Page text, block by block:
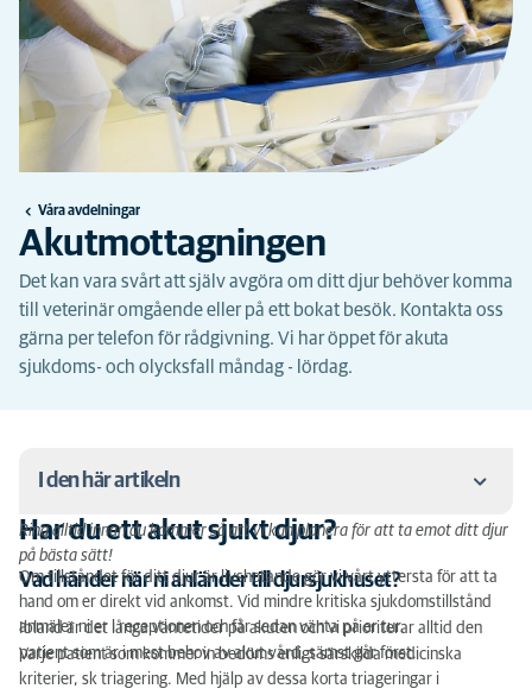
Våra avdelningar
Akutmottagningen
Det kan vara svårt att själv avgöra om ditt djur behöver komma
till veterinär omgående eller på ett bokat besök. Kontakta oss
gärna per telefon för rådgivning. Vi har öppet för akuta
sjukdoms- och olycksfall måndag - lördag.
I den här artikeln
Har du ett akut sjukt djur?
Det kan bli långa väntetider på akuten
Har du ett akut sjukt djur?
Ring alltid innan du kommer så att vi kan planera för att ta emot ditt djur
på bästa sätt!
Vad händer när ni anländer till djursjukhuset?
Om tillståndet för ditt djur är livshotande gör vi vårt yttersta för att ta
hand om er direkt vid ankomst. Vid mindre kritiska sjukdomstillstånd
anmäler ni er i receptionen och får sedan vänta på er tur.
Ibland är det långa väntetider på akuten och vi prioriterar alltid den
patient som är i mest behov av akut vård, sämst går först.
Varje patient som kommer in bedöms enligt särskilda medicinska
kriterier, sk triagering. Med hjälp av dessa korta triageringar i